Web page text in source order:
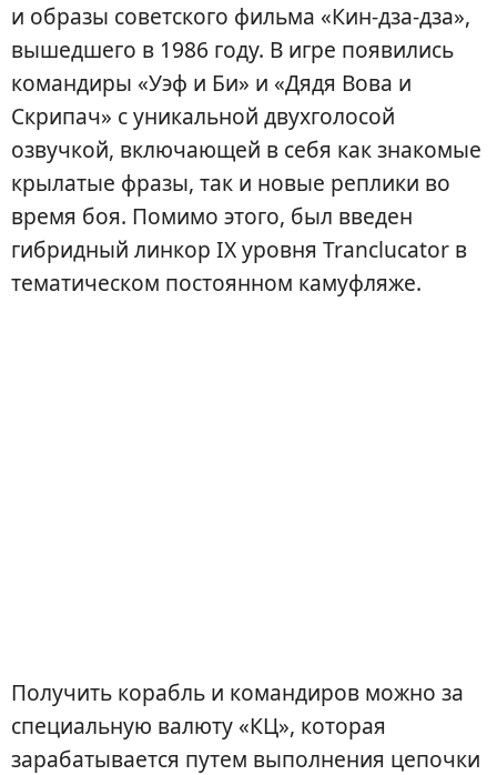
и образы советского фильма «Кин-дза-дза»,
вышедшего в 1986 году. В игре появились
командиры «Уэф и Би» и «Дядя Вова и
Скрипач» с уникальной двухголосой
озвучкой, включающей в себя как знакомые
крылатые фразы, так и новые реплики во
время боя. Помимо этого, был введен
гибридный линкор IX уровня Tranclucator в
тематическом постоянном камуфляже.
Получить корабль и командиров можно за
специальную валюту «КЦ», которая
зарабатывается путем выполнения цепочки